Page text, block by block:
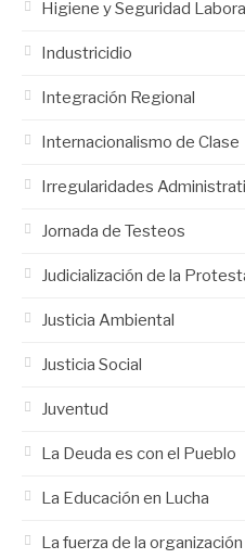
Higiene y Seguridad Laboral
Industricidio
Integración Regional
Internacionalismo de Clase
Irregularidades
Jornada de Testeos
Judicialización de la
Justicia Ambiental
Justicia Social
Juventud
La Deuda es con el Pueblo
La Educación en Lucha
La fuerza de la organización